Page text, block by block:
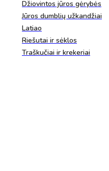
Džiovintos jūros gėrybės
Jūros dumblių užkandžiai
Latiao
Riešutai ir sėklos
Traškučiai ir krekeriai